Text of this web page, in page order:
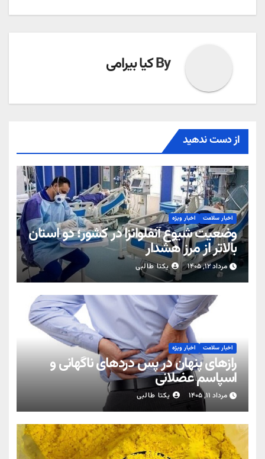
Byکیا بیرامی
از دست ندهید
اخبار سلامت اخبار ویژه
وضعیت شیوع آنفلوانزا در کشور؛ دو استان
بالاتر از مرز هشدار
مرداد ۱۲, ۱۴۰۵ یکتا طالبی
اخبار سلامت اخبار ویژه
رازهای پنهان در پس دردهای ناگهانی و
اسپاسم عضلانی
مرداد ۱۱, ۱۴۰۵ یکتا طالبی